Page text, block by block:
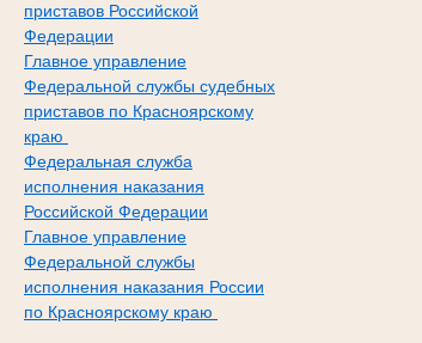
приставов Российской
Федерации
Главное управление
Федеральной службы судебных
приставов по Красноярскому
краю
Федеральная служба
исполнения наказания
Российской Федерации
Главное управление
Федеральной службы
исполнения наказания России
по Красноярскому краю